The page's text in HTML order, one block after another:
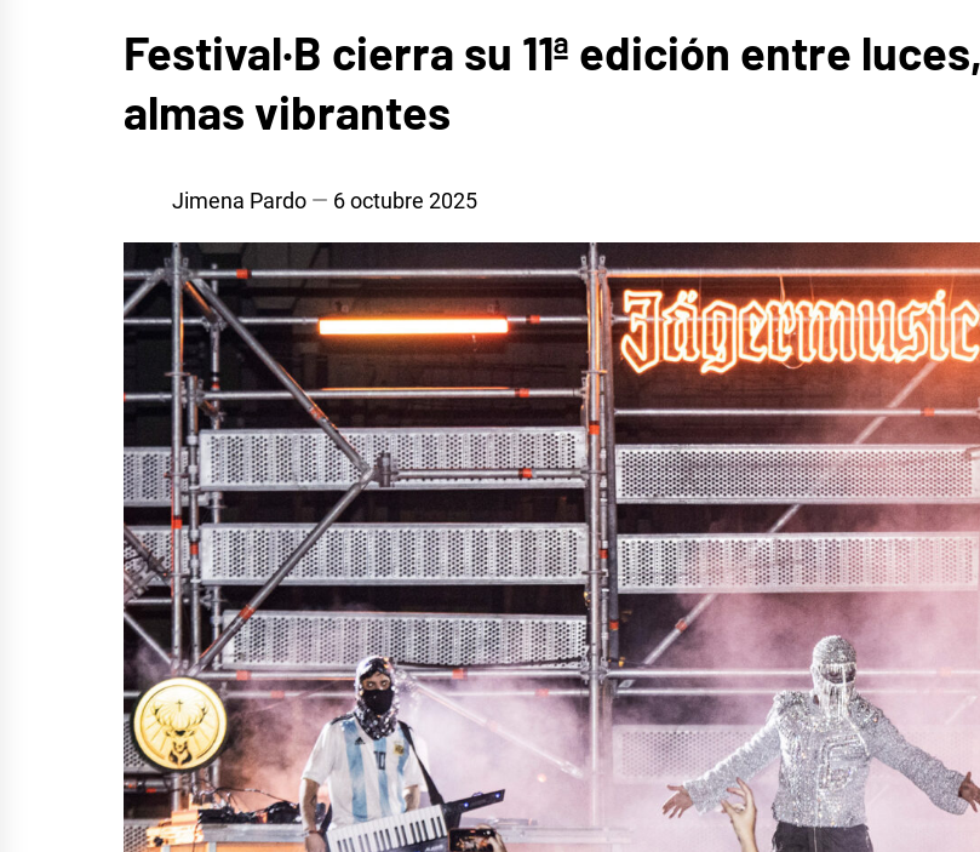
Festival·B cierra su 11ª edición entre
almas vibrantes
Jimena Pardo 6 octubre 2025